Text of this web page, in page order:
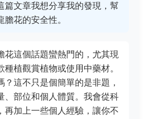
篇文章我想分享我的發現，幫
花的安全性。
花這個話題蠻熱門的，尤其現
種植觀賞植物或使用中藥材。
？這不只是個簡單的是非題，
、部位和個人體質。我會從科
再加上一些個人經驗，讓你不